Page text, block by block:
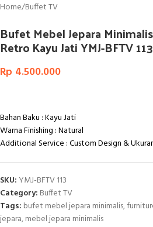
Home/Buffet TV
Bufet Mebel Jepara
Retro Kayu Jati YMJ-BFTV 113
Rp 4.500.000
Bahan Baku : Kayu Jati
Warna Finishing : Natural
Additional Service : Custom Design &
SKU: YMJ-BFTV 113
Category: Buffet TV
Tags: bufet mebel jepara minimalis,
jepara,mebel jepara minimalis